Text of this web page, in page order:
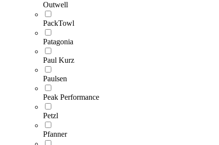
Outwell
PackTowl
Patagonia
Paul Kurz
Paulsen
Peak Performance
Petzl
Pfanner